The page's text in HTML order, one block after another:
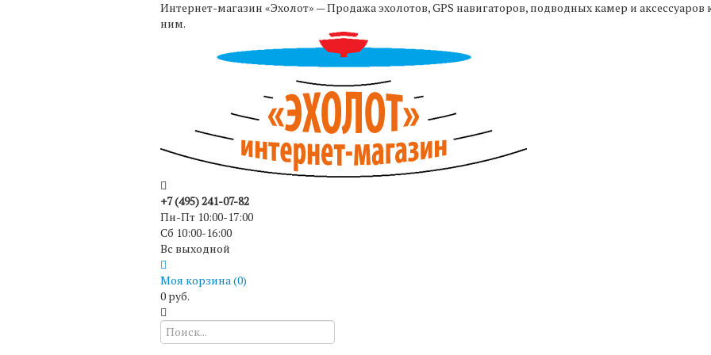
Интернет-магазин «Эхолот» — Продажа эхолотов, GPS навигаторов, подводных камер и аксессуаров
ним.
+7 (495) 241-07-82
Пн-Пт 10:00-17:00
Сб 10:00-16:00
Вс выходной
Моя корзина (0)
0 руб.